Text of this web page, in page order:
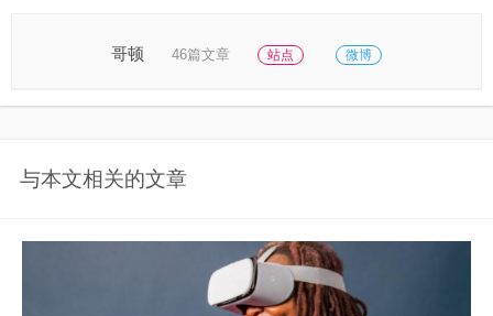
哥顿 46篇文章 站点 微博
与本文相关的文章